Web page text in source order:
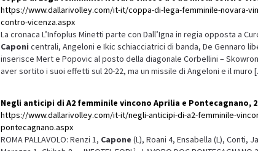
https://www.dallarivolley.com/it-it/coppa-di-lega-femminile-novara-
contro-vicenza.aspx
La cronaca L’Infoplus Minetti parte con Dall’Igna in regia opposta a
Caponi centrali, Angeloni e Ikic schiacciatrici di banda, De Gennaro
inserisce Mert e Popovic al posto della diagonale Corbellini –
aver sortito i suoi effetti sul 20-22, ma un missile di Angeloni e il muro
Negli anticipi di A2 femminile vincono Aprilia e Pontecagnano,
https://www.dallarivolley.com/it-it/negli-anticipi-di-a2-femminile-
pontecagnano.aspx
ROMA PALLAVOLO: Renzi 1, Capone (L), Roani 4, Ensabella (L), Conti,